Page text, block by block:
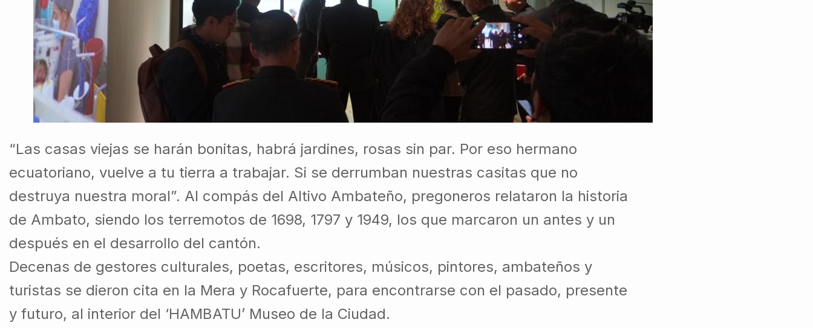
“Las casas viejas se harán bonitas, habrá jardines, rosas sin par. Por eso hermano
ecuatoriano, vuelve a tu tierra a trabajar. Si se derrumban nuestras casitas que no
destruya nuestra moral”. Al compás del Altivo Ambateño, pregoneros relataron la historia
de Ambato, siendo los terremotos de 1698, 1797 y 1949, los que marcaron un antes y un
después en el desarrollo del cantón.
Decenas de gestores culturales, poetas, escritores, músicos, pintores, ambateños y
turistas se dieron cita en la Mera y Rocafuerte, para encontrarse con el pasado, presente
y futuro, al interior del ‘HAMBATU’ Museo de la Ciudad.